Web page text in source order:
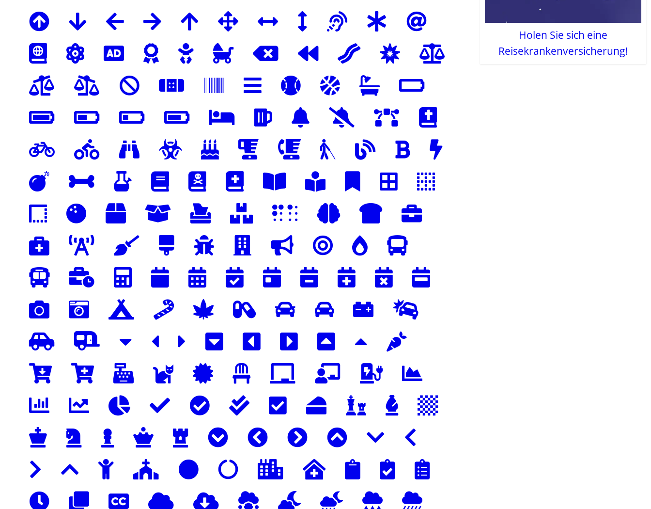
Holen Sie sich eine
Reisekrankenversicherung!